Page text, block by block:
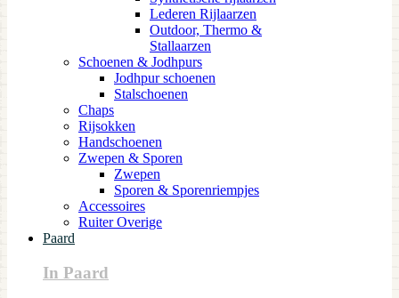
Lederen Rijlaarzen
Outdoor, Thermo &
Stallaarzen
Schoenen & Jodhpurs
Jodhpur schoenen
Stalschoenen
Chaps
Rijsokken
Handschoenen
Zwepen & Sporen
Zwepen
Sporen & Sporenriempjes
Accessoires
Ruiter Overige
Paard
In Paard